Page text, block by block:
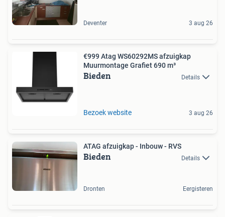
Deventer 3 aug 26
€999 Atag WS60292MS afzuigkap
Muurmontage Grafiet 690 m³
Bieden Details
Bezoek website 3 aug 26
ATAG afzuigkap - Inbouw - RVS
Bieden Details
Dronten Eergisteren